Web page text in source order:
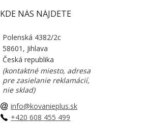
KDE NÁS NÁJDETE
Polenská 4382/2c
58601, Jihlava
Česká republika
(kontaktné miesto, adresa
pre zasielanie reklamácií,
nie sklad)
info@kovanieplus.sk
+420 608 455 499